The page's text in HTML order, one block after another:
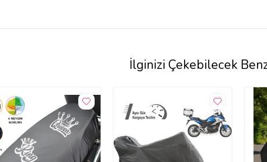
İlginizi Çekebilecek